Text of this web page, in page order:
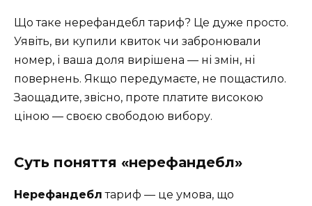
Що таке нерефандебл тариф? Це дуже просто.
Уявіть, ви купили квиток чи забронювали
номер, і ваша доля вирішена — ні змін, ні
повернень. Якщо передумаєте, не пощастило.
Заощадите, звісно, проте платите високою
ціною — своєю свободою вибору.
Суть поняття «нерефандебл»
Нерефандебл тариф — це умова, що